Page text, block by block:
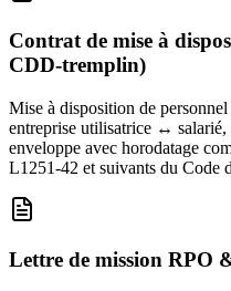
Contrat de mise à
CDD-tremplin)
Mise à disposition de
entreprise utilisatrice ↔ salarié,
enveloppe avec horodatage
L1251-42 et suivants du Code
Lettre de mission RPO